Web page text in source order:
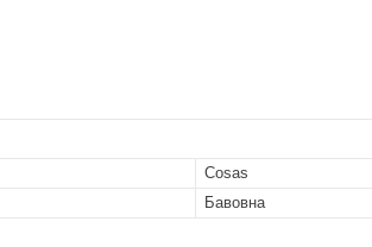
Cosas
Бавовна